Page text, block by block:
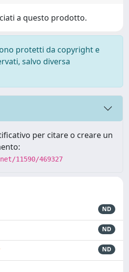
a questo prodotto.
protetti da copyright e
salvo diversa
per citare o creare un
11590/469327
ND
ND
ND